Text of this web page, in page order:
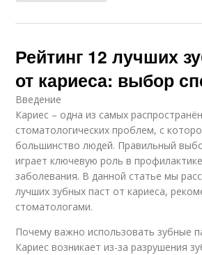
Рейтинг 12 лучших
от кариеса: выбор
Введение
Кариес – одна из самых
стоматологических проблем, с
большинство людей. Правильный
играет ключевую роль в
заболевания. В данной статье мы
лучших зубных паст от кариеса,
стоматологами.
Почему важно использовать зубные
Кариес возникает из-за разрушения